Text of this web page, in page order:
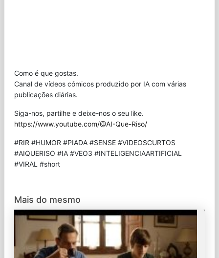
Como é que gostas.
Canal de vídeos cómicos produzido por IA com várias
publicações diárias.
Siga-nos, partilhe e deixe-nos o seu like.
https://www.youtube.com/@AI-Que-Riso/
#RIR #HUMOR #PIADA #SENSE #VIDEOSCURTOS
#AIQUERISO #IA #VEO3 #INTELIGENCIAARTIFICIAL
#VIRAL #short
Mais do mesmo